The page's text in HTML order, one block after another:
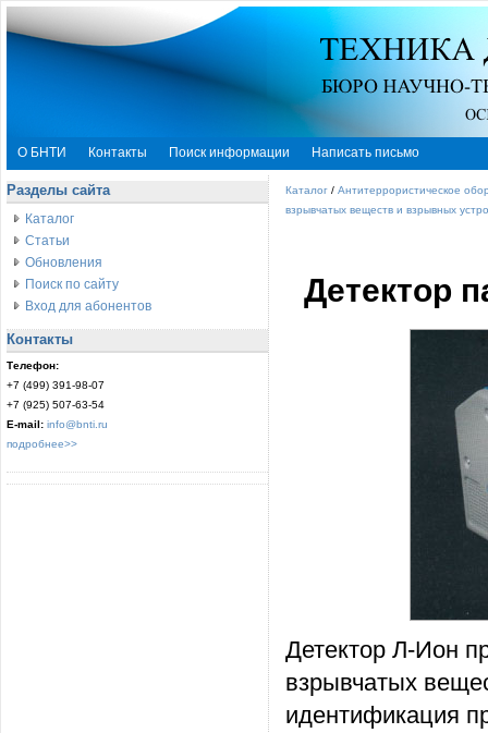
О БНТИ Контакты Поиск информации Написать письмо
Разделы сайта
Каталог
Статьи
Обновления
Поиск по сайту
Вход для абонентов
Контакты
Телефон:
+7 (499) 391-98-07
+7 (925) 507-63-54
E-mail: info@bnti.ru
подробнее>>
Каталог / Антитеррористическое
взрывчатых веществ и взрывных
Детектор
Детектор Л-Ион
взрывчатых
идентификация